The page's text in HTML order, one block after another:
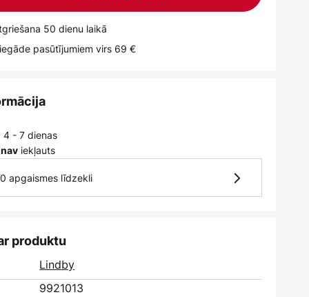
50 dienu laikā
pasūtījumiem virs 69 €
4 - 7 dienas
iekļauts
apgaismes līdzekli
produktu
Lindby
9921013